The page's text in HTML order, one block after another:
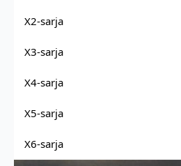
X2-sarja
X3-sarja
X4-sarja
X5-sarja
X6-sarja